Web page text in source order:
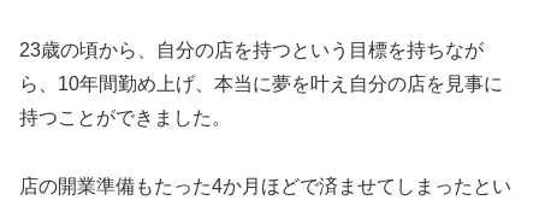
23歳の頃から、自分の店を持つという目標を持ちなが
ら、10年間勤め上げ、本当に夢を叶え自分の店を見事に
持つことができました。
店の開業準備もたった4か月ほどで済ませてしまったとい